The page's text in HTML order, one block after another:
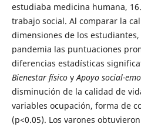
estudiaba medicina humana,
trabajo social. Al comparar la
dimensiones de los
pandemia las puntuaciones
diferencias estadísticas
Bienestar físicoyApoyo social-
disminución de la calidad de
variables ocupación, forma de
(p<0.05). Los varones